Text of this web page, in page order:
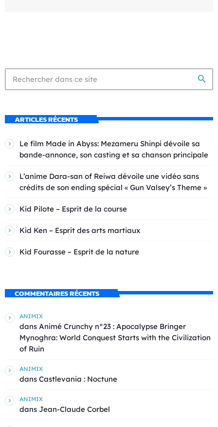
search
ARTICLES RÉCENTS
Le film Made in Abyss: Mezameru Shinpi dévoile sa
bande-annonce, son casting et sa chanson principale
L’anime Dara-san of Reiwa dévoile une vidéo sans
crédits de son ending spécial « Gun Valsey’s Theme »
Kid Pilote – Esprit de la course
Kid Ken – Esprit des arts martiaux
Kid Fourasse – Esprit de la nature
COMMENTAIRES RÉCENTS
ANIMIX
dans Animé Crunchy n°23 : Apocalypse Bringer
Mynoghra: World Conquest Starts with the Civilization
of Ruin
ANIMIX
dans Castlevania : Noctune
ANIMIX
dans Jean-Claude Corbel